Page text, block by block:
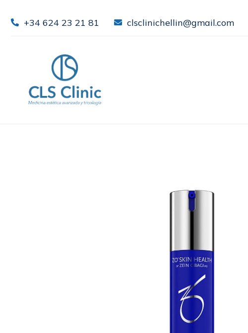
+34 624 23 21 81 clsclinichellin@gmail.com